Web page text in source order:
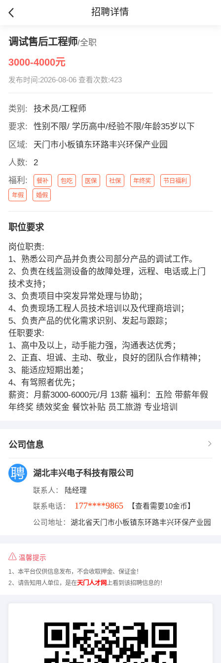
招聘详情
调试售后工程师/全职
3000-4000元
发布时间:2026-08-06 查看次数:423
类别:
技术员/工程师
要求:
性别不限/ 学历高中/经验不限/年龄35岁以下
区域:
天门市小板镇东环路丰兴环保产业园
人数:
2
福利:
餐补 包吃 医保 社保 年终奖 节日福利
年假 婚假
职位要求
岗位职责:
1、熟悉公司产品并负责公司部分产品的调试工作。
2、负责在线监测设备的故障处理，远程、电话或上门
技术支持；
3、负责项目中突发异常处理与协助；
4、负责现场工程人员技术培训以及代理商培训；
5、负责产品的优化需求识别、发起与跟踪；
任职要求:
1、高中及以上，动手能力强，沟通表达优秀；
2、正直、坦诚、主动、敬业，良好的团队合作精神；
3、能适应短期出差；
4、有驾照者优先；
薪资：月薪3000-6000元/月 13薪 福利：五险 带薪年假
年终奖 绩效奖金 餐饮补贴 员工旅游 专业培训
公司信息
湖北丰兴电子科技有限公司
联系人： 陆经理
联系电话： 177****9865 【查看需要10金币】
公司地址： 湖北省天门市小板镇东环路丰兴环保产业园
温馨提示
1、本平台仅供信息发布，不会收取押金、保证金！
2、请告知用人单位，是在天门人才网 上看到该招聘信息的！